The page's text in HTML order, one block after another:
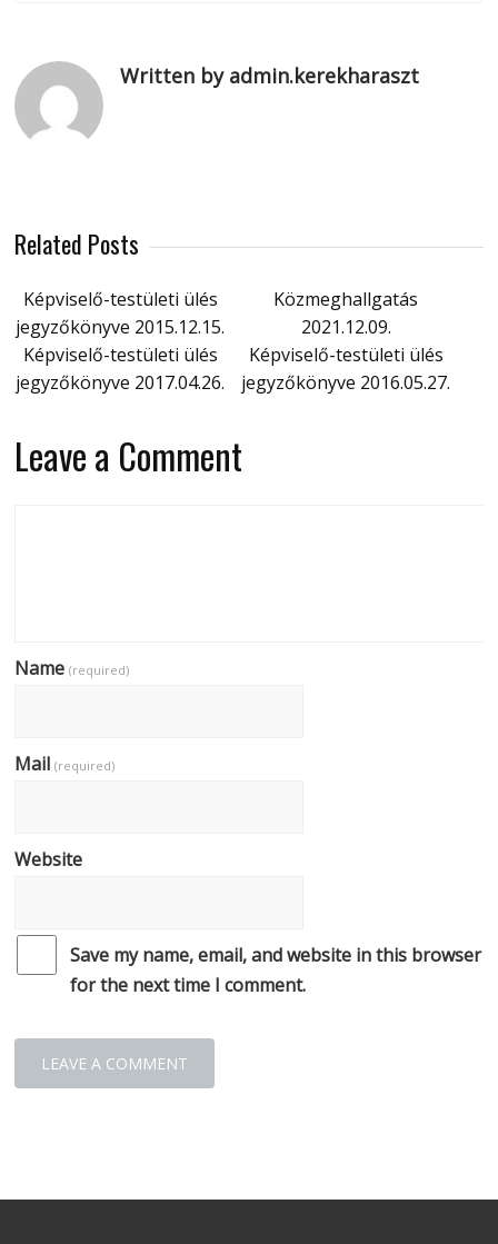
Written by admin.kerekharaszt
Related Posts
Képviselő-testületi ülés
jegyzőkönyve 2015.12.15.
Közmeghallgatás
2021.12.09.
Képviselő-testületi ülés
jegyzőkönyve 2017.04.26.
Képviselő-testületi ülés
jegyzőkönyve 2016.05.27.
Leave a Comment
Name(required)
Mail(required)
Website
Save my name, email, and website in this browser
for the next time I comment.